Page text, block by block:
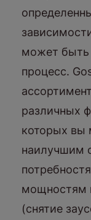
может быть
процесс.
различных
которых вы
наилучшим
мощностям
(снятие